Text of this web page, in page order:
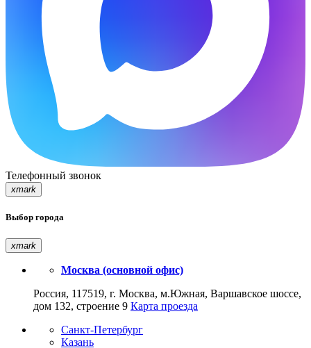
Телефонный звонок
xmark
Выбор города
xmark
Москва (основной офис)
Россия, 117519, г. Москва, м.Южная, Варшавское шоссе,
дом 132, строение 9 Карта проезда
Санкт-Петербург
Казань